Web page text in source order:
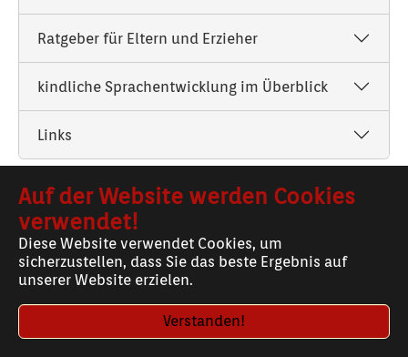
Auf der Website werden Cookies
verwendet!
Diese Website verwendet Cookies, um
sicherzustellen, dass Sie das beste Ergebnis auf
unserer Website erzielen.
Verstanden!
Ratgeber für Eltern und Erzieher
kindliche Sprachentwicklung im Überblick
Links
© 2026 - Logopädie Wortschatz